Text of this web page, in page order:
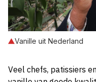
Vanille uit Nederland
Veel chefs, patissiers